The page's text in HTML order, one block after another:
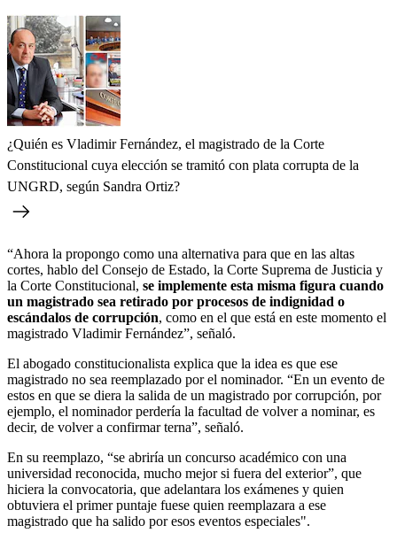
¿Quién es Vladimir Fernández, el magistrado de la Corte
Constitucional cuya elección se tramitó con plata corrupta de la
UNGRD, según Sandra Ortiz?
“Ahora la propongo como una alternativa para que en las altas
cortes, hablo del Consejo de Estado, la Corte Suprema de Justicia y
la Corte Constitucional, se implemente esta misma figura cuando
un magistrado sea retirado por procesos de indignidad o
escándalos de corrupción, como en el que está en este momento el
magistrado Vladimir Fernández”, señaló.
El abogado constitucionalista explica que la idea es que ese
magistrado no sea reemplazado por el nominador. “En un evento de
estos en que se diera la salida de un magistrado por corrupción, por
ejemplo, el nominador perdería la facultad de volver a nominar, es
decir, de volver a confirmar terna”, señaló.
En su reemplazo, “se abriría un concurso académico con una
universidad reconocida, mucho mejor si fuera del exterior”, que
hiciera la convocatoria, que adelantara los exámenes y quien
obtuviera el primer puntaje fuese quien reemplazara a ese
magistrado que ha salido por esos eventos especiales".